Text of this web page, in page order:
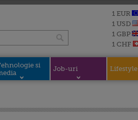
1 EUR
1 USD
1 GBP
1 CHF
si
Job-uri Lifestyle